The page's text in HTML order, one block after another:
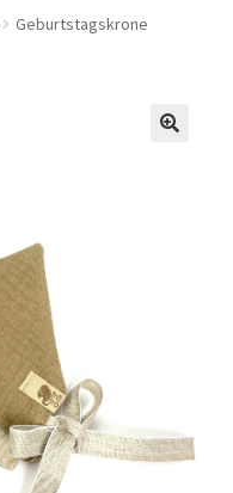
Geburtstagskrone